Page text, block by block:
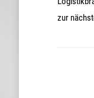
zur